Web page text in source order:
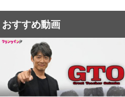
おすすめ動画